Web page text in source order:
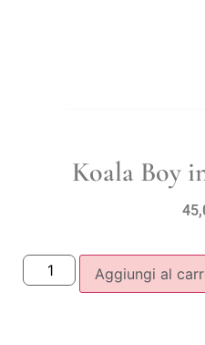
Koala Boy
Aggiungi al